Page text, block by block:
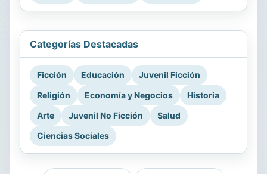
Categorías Destacadas
Ficción Educación
Juvenil Ficción
Religión
Economía y Negocios
Historia
Arte
Juvenil No Ficción
Salud
Ciencias Sociales